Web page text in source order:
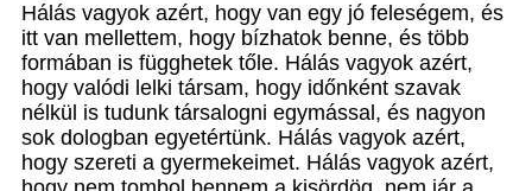
Hálás vagyok azért, hogy van egy jó feleségem, és
itt van mellettem, hogy bízhatok benne, és több
formában is függhetek tőle. Hálás vagyok azért,
hogy valódi lelki társam, hogy időnként szavak
nélkül is tudunk társalogni egymással, és nagyon
sok dologban egyetértünk. Hálás vagyok azért,
hogy szereti a gyermekeimet. Hálás vagyok azért,